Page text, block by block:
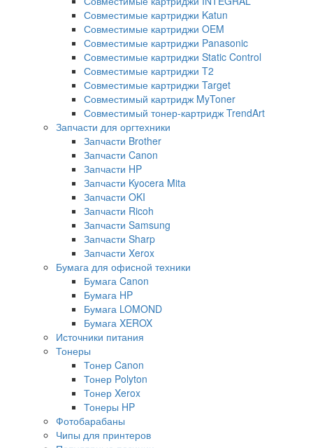
Совместимые картриджи Katun
Совместимые картриджи OEM
Совместимые картриджи Panasonic
Совместимые картриджи Static Control
Совместимые картриджи T2
Совместимые картриджи Target
Совместимый картридж MyToner
Совместимый тонер-картридж TrendArt
Запчасти для оргтехники
Запчасти Brother
Запчасти Canon
Запчасти HP
Запчасти Kyocera Mita
Запчасти OKI
Запчасти Ricoh
Запчасти Samsung
Запчасти Sharp
Запчасти Xerox
Бумага для офисной техники
Бумага Canon
Бумага HP
Бумага LOMOND
Бумага XEROX
Источники питания
Тонеры
Тонер Canon
Тонер Polyton
Тонер Xerox
Тонеры HP
Фотобарабаны
Чипы для принтеров